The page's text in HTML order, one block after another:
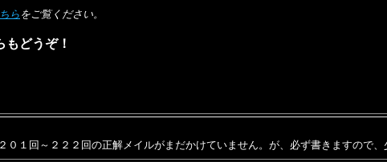
らをご覧ください。
どうぞ！
１回～２２２回の正解メイルがまだかけていません。が、必ず書きますので、